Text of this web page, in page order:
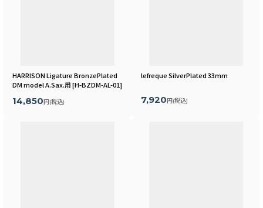
HARRISON Ligature BronzePlated
DM model A.Sax.用[H-BZDM-AL-01]
14,850円(税込)
lefreque SilverPlated 33mm
7,920 円 (税込)